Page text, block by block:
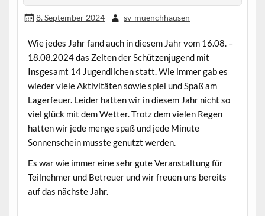
8. September 2024 sv-muenchhausen
Wie jedes Jahr fand auch in diesem Jahr vom 16.08. –
18.08.2024 das Zelten der Schützenjugend mit
Insgesamt 14 Jugendlichen statt. Wie immer gab es
wieder viele Aktivitäten sowie spiel und Spaß am
Lagerfeuer. Leider hatten wir in diesem Jahr nicht so
viel glück mit dem Wetter. Trotz dem vielen Regen
hatten wir jede menge spaß und jede Minute
Sonnenschein musste genutzt werden.
Es war wie immer eine sehr gute Veranstaltung für
Teilnehmer und Betreuer und wir freuen uns bereits
auf das nächste Jahr.